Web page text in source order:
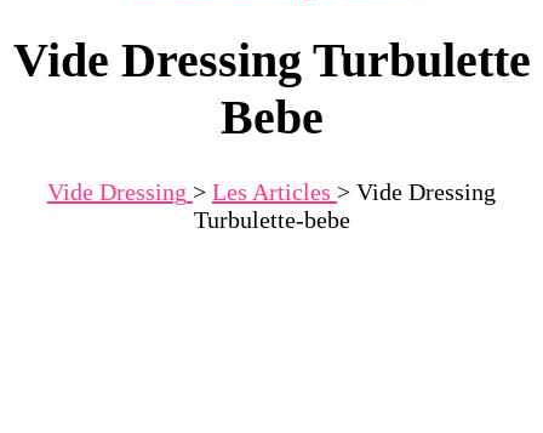
Vide Dressing Turbulette
Bebe
Vide Dressing > Les Articles > Vide Dressing
Turbulette-bebe